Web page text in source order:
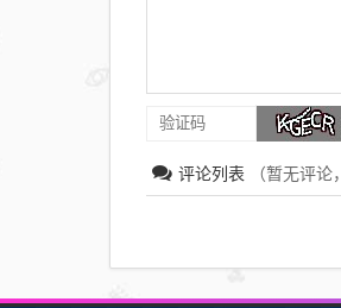
评论列表 （暂无评论，